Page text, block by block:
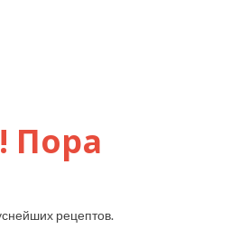
Пора
рецептов.